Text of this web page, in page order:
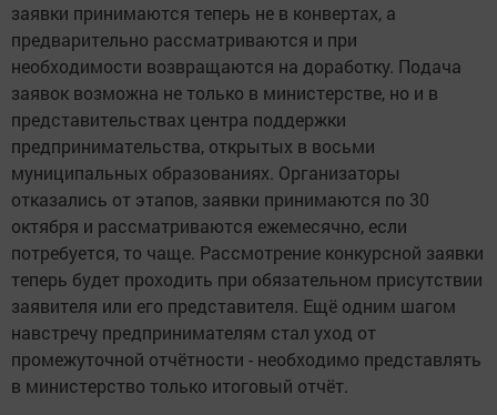
заявки принимаются теперь не в конвертах, а
предварительно рассматриваются и при
необходимости возвращаются на доработку. Подача
заявок возможна не только в министерстве, но и в
представительствах центра поддержки
предпринимательства, открытых в восьми
муниципальных образованиях. Организаторы
отказались от этапов, заявки принимаются по 30
октября и рассматриваются ежемесячно, если
потребуется, то чаще. Рассмотрение конкурсной заявки
теперь будет проходить при обязательном присутствии
заявителя или его представителя. Ещё одним шагом
навстречу предпринимателям стал уход от
промежуточной отчётности - необходимо представлять
в министерство только итоговый отчёт.